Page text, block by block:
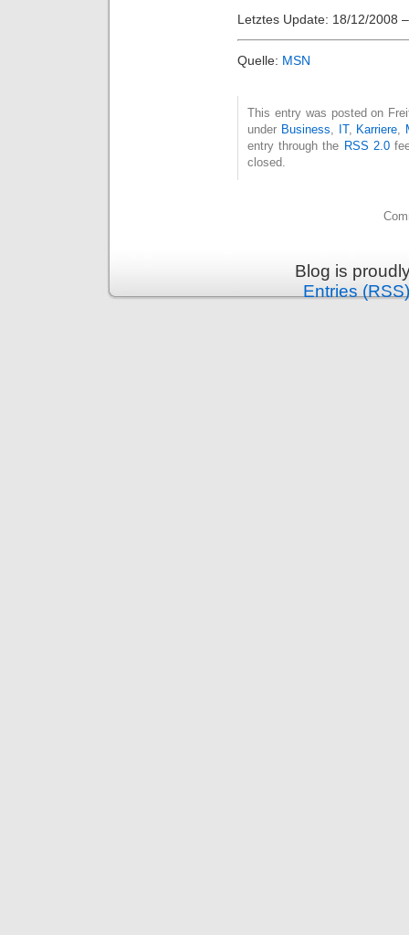
Letztes Update: 18/12/2008
Quelle: MSN
This entry was posted on
under Business, IT, Karriere,
entry through the RSS 2.0
closed.
Blog is
Entries (RSS)